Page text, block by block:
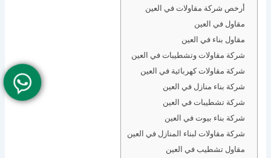
أرخص شركة مقاولات في العين
مقاول في العين
مقاول بناء في العين
شركة مقاولات وتشطيبات في العين
شركة مقاولات كهربائية في العين
شركة بناء منازل في العين
شركة تشطيبات في العين
شركة بناء بيوت في العين
شركة مقاولات لبناء المنازل في العين
مقاول تشطيب في العين